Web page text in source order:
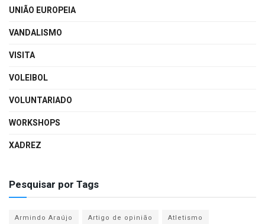
UNIÃO EUROPEIA
VANDALISMO
VISITA
VOLEIBOL
VOLUNTARIADO
WORKSHOPS
XADREZ
Pesquisar por Tags
Armindo Araújo Artigo de opinião
Atletismo